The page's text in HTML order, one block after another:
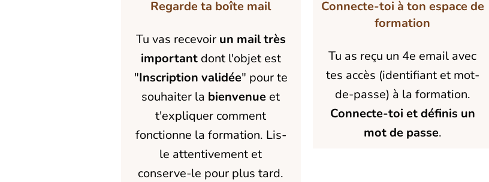
Regarde ta boîte mail
Tu vas recevoir un mail très
importantdont l'objet est
"Inscription validée" pour te
souhaiter la bienvenue et
t'expliquer comment
fonctionne la formation. Lis-
le attentivement et
conserve-le pour plus tard.
Connecte-toi à ton espace de
formation
Tu as reçu un 4e email avec
tes accès (identifiant et mot-
de-passe) à la formation.
Connecte-toi et définis un
mot de passe.